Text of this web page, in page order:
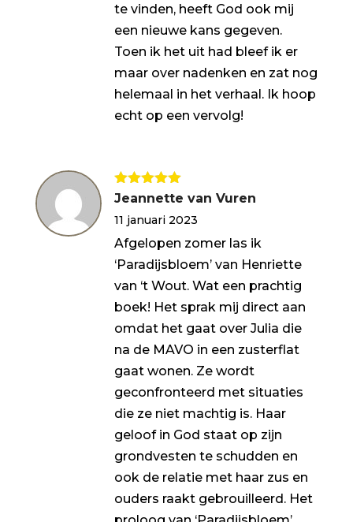
te vinden, heeft God ook mij
een nieuwe kans gegeven.
Toen ik het uit had bleef ik er
maar over nadenken en zat nog
helemaal in het verhaal. Ik hoop
echt op een vervolg!
Gewaardeerd
Jeannette van Vuren
11 januari 2023
Afgelopen zomer las ik
‘Paradijsbloem’ van Henriette
van ‘t Wout. Wat een prachtig
boek! Het sprak mij direct aan
omdat het gaat over Julia die
na de MAVO in een zusterflat
gaat wonen. Ze wordt
geconfronteerd met situaties
die ze niet machtig is. Haar
geloof in God staat op zijn
grondvesten te schudden en
ook de relatie met haar zus en
ouders raakt gebrouilleerd. Het